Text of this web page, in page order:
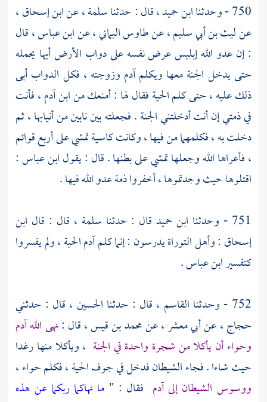
750 - وحدثنا
ابن حميد ،قال : حدثناسلمة ،عنابن إسحاق ،
عنليث بن أبي سليم ،عنطاوس اليماني ،عنابن عباس ،قال
: إن عدو الله إبليس عرض نفسه على دواب الأرض أيها يحمله
حتى يدخل الجنة معها ويكلمآدم وزوجته ، فكل الدواب أبى
ذلك عليه ، حتى كلم الحية فقال لها : أمنعك من ابن آدم ، فأنت
في ذمتي إن أنت أدخلتني الجنة . فجعلته بين نابين من أنيابها ، ثم
دخلت به ، فكلمهما من فيها ، وكانت كاسية تمشي على أربع قوائم
، فأعراها الله وجعلها تمشي على بطنها . قال : يقول ابن عباس :
اقتلوها حيث وجدتموها ، أخفروا ذمة عدو الله فيها .
751 - وحدثنا
ابن حميد قال : حدثنا سلمة ، قال : قال ابن
إسحاق : وأهل التوراة يدرسون : إنما كلمآدمالحية ، ولم يفسروا
كتفسيرابن عباس.
752 - وحدثنا
القاسم ، قال : حدثنا الحسين ، قال : حدثني
حجاج ،عنأبي معشر ،عنمحمد بن قيس ،قال :نهى اللهآدم
وحواءأن يأكلا من شجرة واحدة في الجنة ، ويأكلا منها رغدا
حيث شاءا . فجاء الشيطان فدخل في جوف الحية ، فكلمحواء،
ووسوس الشيطان إلىآدم فقال : " ما نهاكما ربكما عن هذه